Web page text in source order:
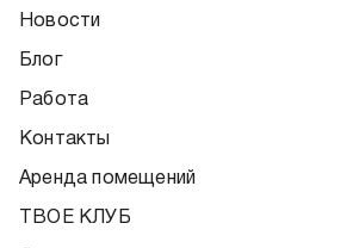
Новости
Блог
Работа
Контакты
Аренда помещений
ТВОЕ КЛУБ